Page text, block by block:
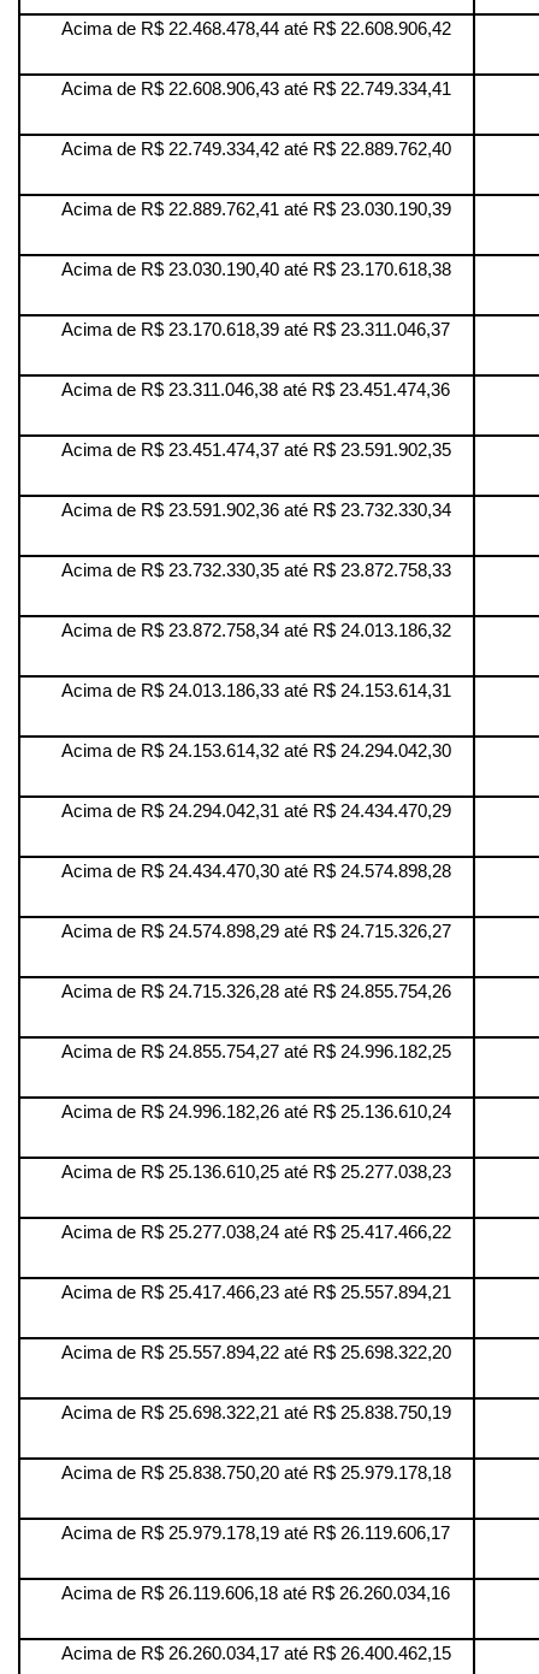
Acima de R$ 22.468.478,44 até R$ 22.608.906,42
Acima de R$ 22.608.906,43 até R$ 22.749.334,41
Acima de R$ 22.749.334,42 até R$ 22.889.762,40
Acima de R$ 22.889.762,41 até R$ 23.030.190,39
Acima de R$ 23.030.190,40 até R$ 23.170.618,38
Acima de R$ 23.170.618,39 até R$ 23.311.046,37
Acima de R$ 23.311.046,38 até R$ 23.451.474,36
Acima de R$ 23.451.474,37 até R$ 23.591.902,35
Acima de R$ 23.591.902,36 até R$ 23.732.330,34
Acima de R$ 23.732.330,35 até R$ 23.872.758,33
Acima de R$ 23.872.758,34 até R$ 24.013.186,32
Acima de R$ 24.013.186,33 até R$ 24.153.614,31
Acima de R$ 24.153.614,32 até R$ 24.294.042,30
Acima de R$ 24.294.042,31 até R$ 24.434.470,29
Acima de R$ 24.434.470,30 até R$ 24.574.898,28
Acima de R$ 24.574.898,29 até R$ 24.715.326,27
Acima de R$ 24.715.326,28 até R$ 24.855.754,26
Acima de R$ 24.855.754,27 até R$ 24.996.182,25
Acima de R$ 24.996.182,26 até R$ 25.136.610,24
Acima de R$ 25.136.610,25 até R$ 25.277.038,23
Acima de R$ 25.277.038,24 até R$ 25.417.466,22
Acima de R$ 25.417.466,23 até R$ 25.557.894,21
Acima de R$ 25.557.894,22 até R$ 25.698.322,20
Acima de R$ 25.698.322,21 até R$ 25.838.750,19
Acima de R$ 25.838.750,20 até R$ 25.979.178,18
Acima de R$ 25.979.178,19 até R$ 26.119.606,17
Acima de R$ 26.119.606,18 até R$ 26.260.034,16
Acima de R$ 26.260.034,17 até R$ 26.400.462,15